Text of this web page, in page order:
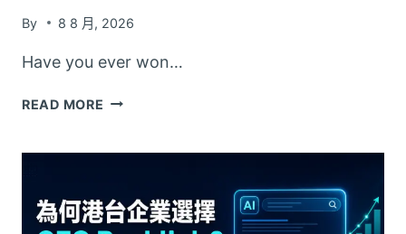
By 8 8 月, 2026
Have you ever won…
READ MORE WEATHER
OF
FLAT